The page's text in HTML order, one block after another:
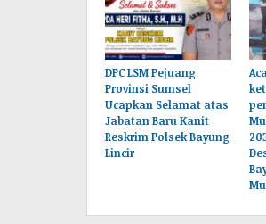
DPC LSM Pejuang
Provinsi Sumsel
Ucapkan Selamat atas
Jabatan Baru Kanit
Reskrim Polsek Bayung
Lincir